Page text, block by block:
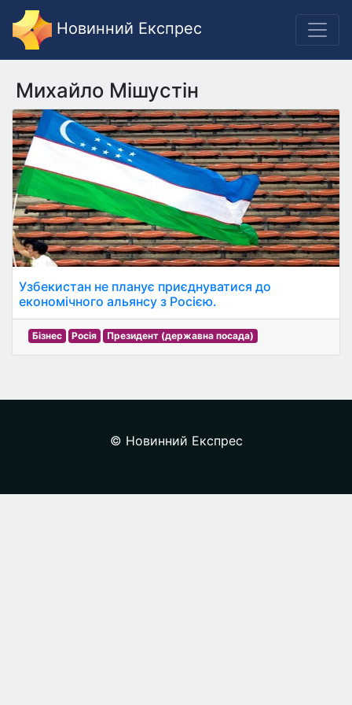
Новинний Експрес
Михайло Мішустін
Узбекистан не планує приєднуватися до
економічного альянсу з Росією.
Бізнес Росія Президент (державна посада)
© Новинний Експрес